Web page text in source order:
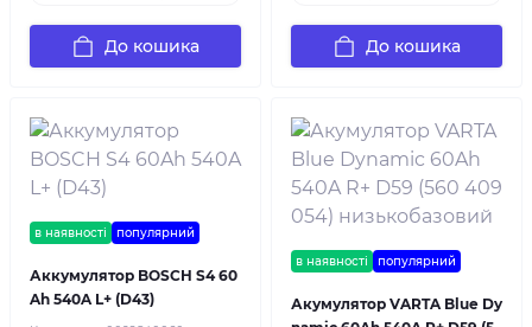
До кошика До кошика
в наявності популярний
Аккумулятор BOSCH S4 60
Ah 540A L+ (D43)
в наявності популярний
Акумулятор VARTA Blue Dy